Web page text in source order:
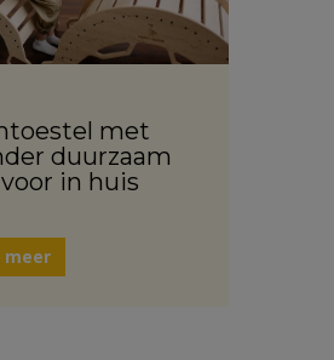
met
duurzaam
in huis
meer